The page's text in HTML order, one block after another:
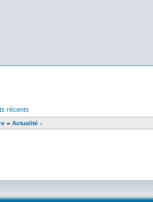
récents
» Actualité -